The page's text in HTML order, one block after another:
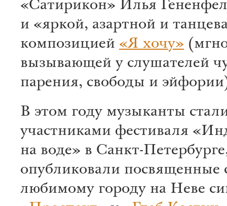
«Сатирикон» Илья
и «яркой, азартной и
композицией «Я хочу»
вызывающей у слушателей
парения, свободы и
В этом году музыканты
участниками фестиваля
на воде» в Санкт-
опубликовали посвященные
любимому городу на Неве